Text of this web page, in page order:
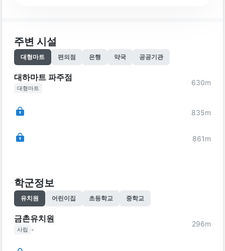
주변 시설
대형마트 편의점 은행 약국 공공기관
대하마트 파주점
대형마트
630m
835m
861m
학군정보
유치원 어린이집 초등학교 중학교
금촌유치원
사립 -
296m